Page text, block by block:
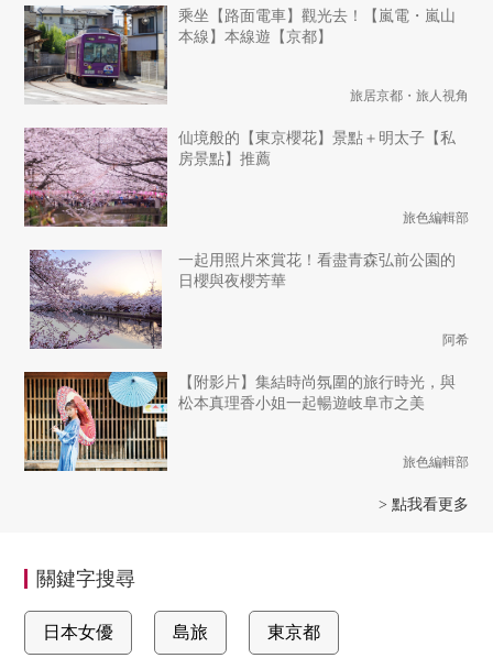
乘坐【路面電車】觀光去！【嵐電・嵐山
本線】本線遊【京都】
旅居京都・旅人視角
仙境般的【東京櫻花】景點＋明太子【私
房景點】推薦
旅色編輯部
一起用照片來賞花！看盡青森弘前公園的
日櫻與夜櫻芳華
阿希
【附影片】集結時尚氛圍的旅行時光，與
松本真理香小姐一起暢遊岐阜市之美
旅色編輯部
> 點我看更多
關鍵字搜尋
日本女優 島旅 東京都